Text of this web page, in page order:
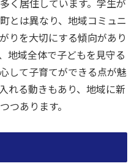
く居住しています。学生が
とは異なり、地域コミュニ
りを大切にする傾向があり
地域全体で子どもを見守る
して子育てができる点が魅
れる動きもあり、地域に新
つあります。